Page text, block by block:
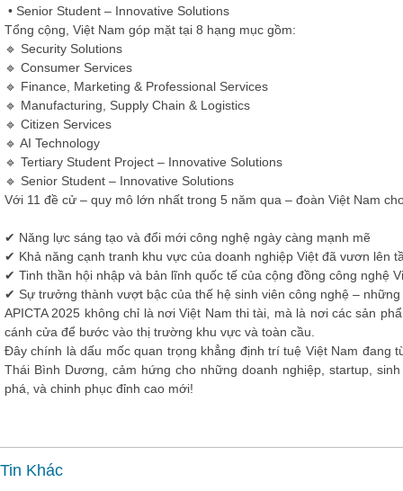
• Senior Student – Innovative Solutions
Tổng cộng, Việt Nam góp mặt tại 8 hạng mục gồm:
🔹 Security Solutions
🔹 Consumer Services
🔹 Finance, Marketing & Professional Services
🔹 Manufacturing, Supply Chain & Logistics
🔹 Citizen Services
🔹 AI Technology
🔹 Tertiary Student Project – Innovative Solutions
🔹 Senior Student – Innovative Solutions
Với 11 đề cử – quy mô lớn nhất trong 5 năm qua – đoàn Việt Nam
✔ Năng lực sáng tạo và đổi mới công nghệ ngày càng mạnh mẽ
✔ Khả năng cạnh tranh khu vực của doanh nghiệp Việt đã vươn lên
✔ Tinh thần hội nhập và bản lĩnh quốc tế của cộng đồng công nghệ
✔ Sự trưởng thành vượt bậc của thế hệ sinh viên công nghệ –
APICTA 2025 không chỉ là nơi Việt Nam thi tài, mà là nơi các sản
cánh cửa để bước vào thị trường khu vực và toàn cầu.
Đây chính là dấu mốc quan trọng khẳng định trí tuệ Việt Nam đang
Thái Bình Dương, cảm hứng cho những doanh nghiệp, startup,
phá, và chinh phục đỉnh cao mới!
Tin Khác